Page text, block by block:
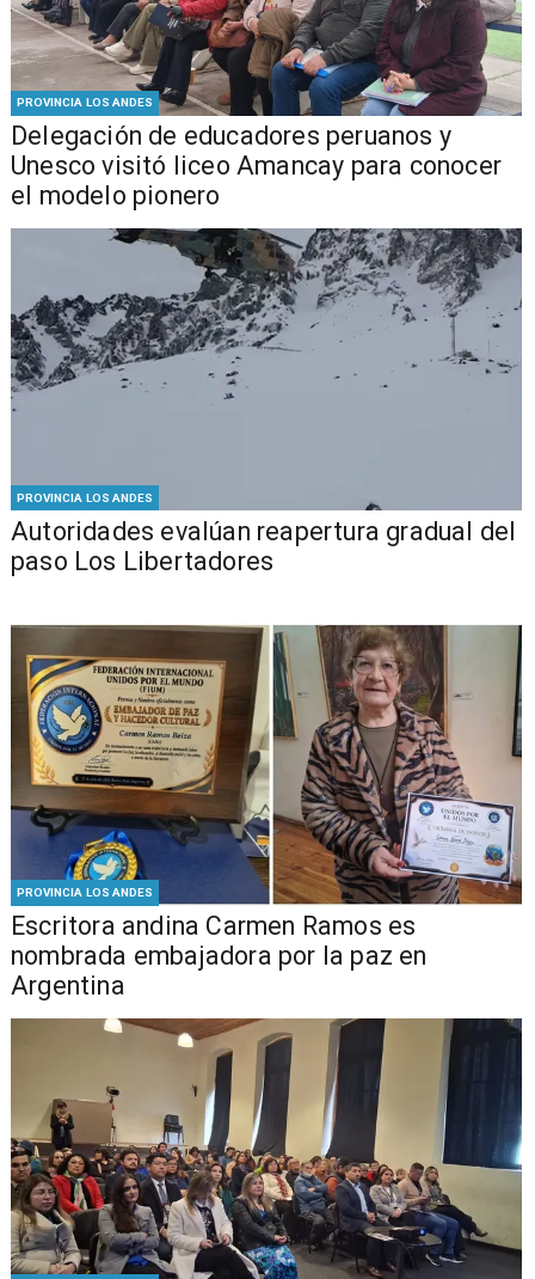
PROVINCIA LOS ANDES
Delegación de educadores peruanos y
Unesco visitó liceo Amancay para conocer
el modelo pionero
PROVINCIA LOS ANDES
​​Autoridades evalúan reapertura gradual del
paso Los Libertadores
PROVINCIA LOS ANDES
Escritora andina Carmen Ramos es
nombrada embajadora por la paz en
Argentina